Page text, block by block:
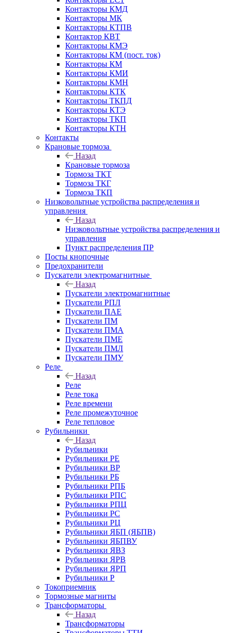
Контакторы КМД
Контакторы МК
Контакторы КТПВ
Контактор КВТ
Контакторы КМЭ
Контакторы КМ (пост. ток)
Контакторы КМ
Контакторы КМИ
Контакторы КМН
Контакторы КТК
Контакторы ТКПД
Контакторы КТЭ
Контакторы ТКП
Контакторы КТН
Контакты
Крановые тормоза
Назад
Крановые тормоза
Тормоза ТКТ
Тормоза ТКГ
Тормоза ТКП
Низковольтные устройства распределения и
управления
Назад
Низковольтные устройства распределения и
управления
Пункт распределения ПР
Посты кнопочные
Предохранители
Пускатели электромагнитные
Назад
Пускатели электромагнитные
Пускатели РПЛ
Пускатели ПАЕ
Пускатели ПМ
Пускатели ПМА
Пускатели ПМЕ
Пускатели ПМЛ
Пускатели ПМУ
Реле
Назад
Реле
Реле тока
Реле времени
Реле промежуточное
Реле тепловое
Рубильники
Назад
Рубильники
Рубильники РЕ
Рубильники ВР
Рубильники РБ
Рубильники РПБ
Рубильники РПС
Рубильники РПЦ
Рубильники РС
Рубильники РЦ
Рубильники ЯБП (ЯБПВ)
Рубильники ЯБПВУ
Рубильники ЯВЗ
Рубильники ЯРВ
Рубильники ЯРП
Рубильники Р
Токоприемник
Тормозные магниты
Трансформаторы
Назад
Трансформаторы